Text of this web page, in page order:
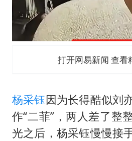
打开网易新闻 查看
杨采钰因为长得酷似刘
作“二菲”，两人差了整
光之后，杨采钰慢慢接